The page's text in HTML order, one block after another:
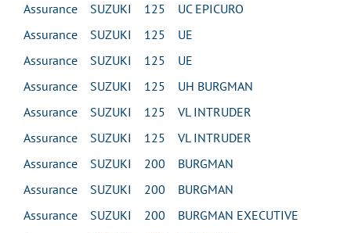
Assurance SUZUKI 125 UC EPICURO
Assurance SUZUKI 125 UE
Assurance SUZUKI 125 UE
Assurance SUZUKI 125 UH BURGMAN
Assurance SUZUKI 125 VL INTRUDER
Assurance SUZUKI 125 VL INTRUDER
Assurance SUZUKI 200 BURGMAN
Assurance SUZUKI 200 BURGMAN
Assurance SUZUKI 200 BURGMAN EXECUTIVE